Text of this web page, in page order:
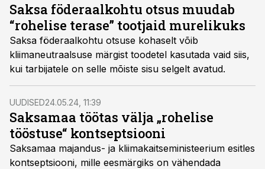
Saksa föderaalkohtu otsus muudab
“rohelise terase” tootjaid murelikuks
Saksa föderaalkohtu otsuse kohaselt võib
kliimaneutraalsuse märgist toodetel kasutada vaid siis,
kui tarbijatele on selle mõiste sisu selgelt avatud.
UUDISED24.05.24, 11:39
Saksamaa töötas välja „rohelise
tööstuse“ kontseptsiooni
Saksamaa majandus- ja kliimakaitseministeerium esitles
kontseptsiooni, mille eesmärgiks on vähendada